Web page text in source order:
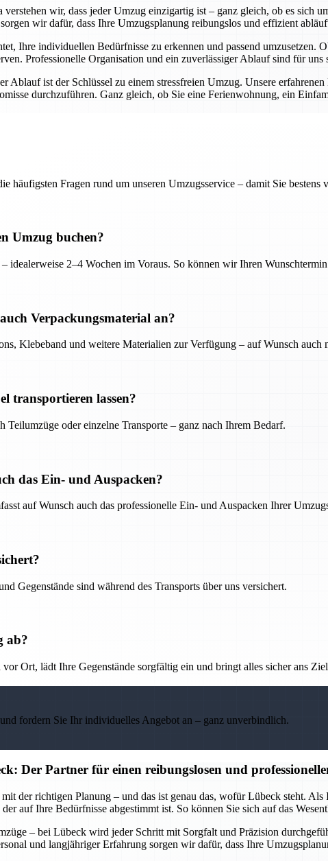
wir, dass jeder Umzug einzigartig ist – ganz gleich, ob es sich
wir dafür, dass Ihre Umzugsplanung reibungslos und effizient
Ihre individuellen Bedürfnisse zu erkennen und passend
Professionelle Organisation und ein zuverlässiger Ablauf sind für
Ablauf ist der Schlüssel zu einem stressfreien Umzug. Unsere
durchzuführen. Ganz gleich, ob Sie eine Ferienwohnung, ein
häufigsten Fragen rund um unseren Umzugsservice – damit Sie bestens
Umzug buchen?
idealerweise 2–4 Wochen im Voraus. So können wir Ihren
Verpackungsmaterial an?
Klebeband und weitere Materialien zur Verfügung – auf Wunsch auch
transportieren lassen?
Teilumzüge oder einzelne Transporte – ganz nach Ihrem Bedarf.
das Ein- und Auspacken?
auf Wunsch auch das professionelle Ein- und Auspacken Ihrer
Gegenstände sind während des Transports über uns versichert.
ab?
Ort, lädt Ihre Gegenstände sorgfältig ein und bringt alles sicher ans
fordern Sie Ihr individuelles Angebot an – ganz unverbindlich.
Der Partner für einen reibungslosen und
der richtigen Planung – und das ist genau das, wofür Lübeck steht.
auf Ihre Bedürfnisse abgestimmt ist. So können Sie sich auf das
– bei Lübeck wird jeder Schritt mit Sorgfalt und Präzision
und langjähriger Erfahrung sorgen wir dafür, dass Ihre